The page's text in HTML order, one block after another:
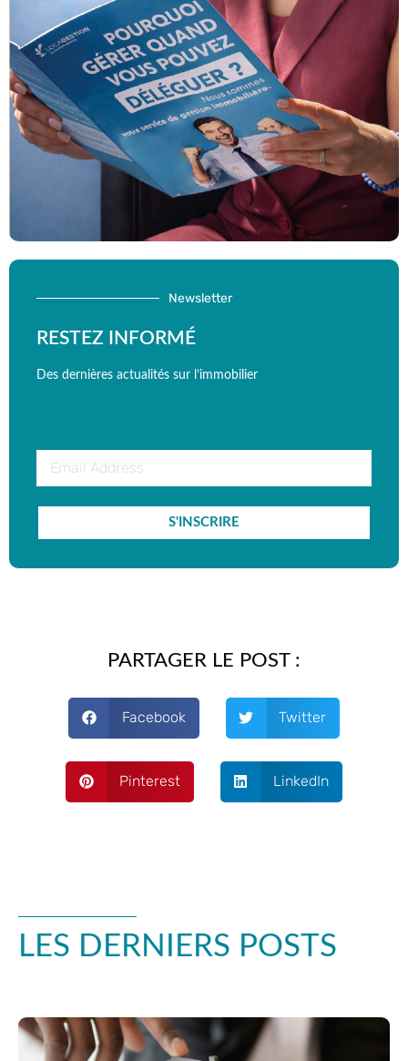
Newsletter
RESTEZ INFORMÉ
Des dernières actualités sur l’immobilier
S'INSCRIRE
PARTAGER LE POST :
Facebook Twitter
Pinterest LinkedIn
LES DERNIERS POSTS